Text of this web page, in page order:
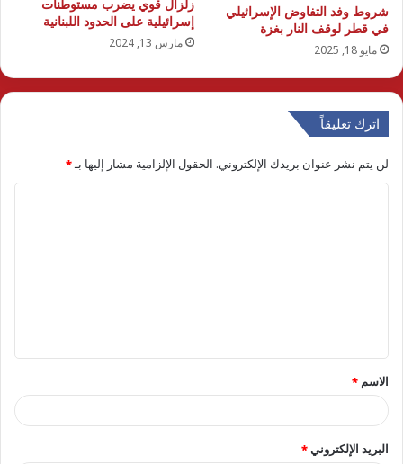
شروط وفد التفاوض الإسرائيلي
في قطر لوقف النار بغزة
مايو 18, 2025
زلزال قوي يضرب مستوطنات
إسرائيلية على الحدود اللبنانية
مارس 13, 2024
اترك تعليقاً
لن يتم نشر عنوان بريدك الإلكتروني. الحقول الإلزامية مشار إليها بـ*
ق
*
الاسم *
البريد الإلكتروني*